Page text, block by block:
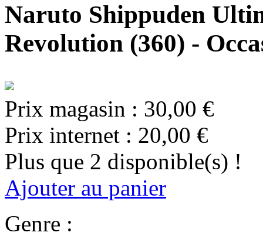
Naruto Shippuden
Revolution (360) -
Prix magasin : 30,00 €
Prix internet : 20,00 €
Plus que 2 disponible(s) !
Ajouter au panier
Genre :